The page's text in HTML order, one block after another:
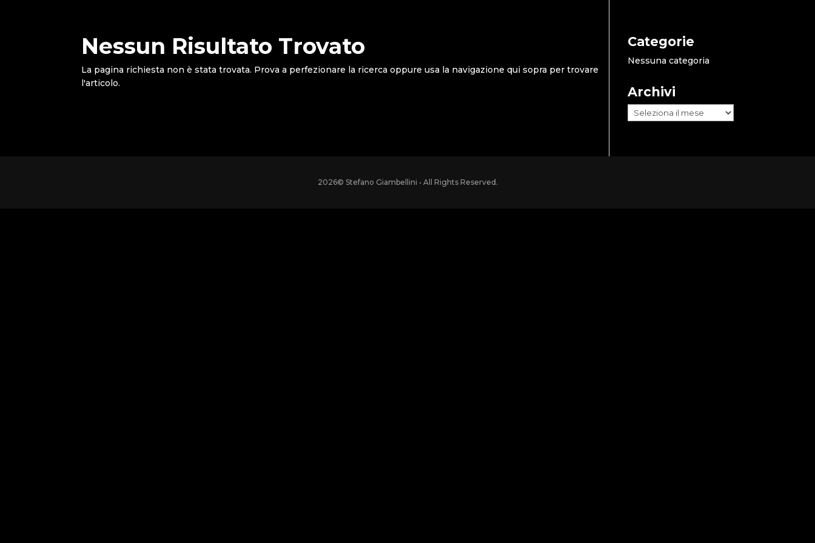
Nessun Risultato Trovato
La pagina richiesta non è stata trovata. Prova a perfezionare la ricerca oppure usa la navigazione qui sopra per trovare
l'articolo.
Categorie
Nessuna categoria
Archivi
Archivi
2026© Stefano Giambellini • All Rights Reserved.